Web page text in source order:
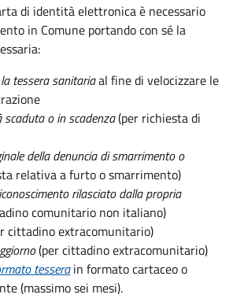
di identità elettronica è necessario
in Comune portando con sé la
tessera sanitariaal fine di velocizzare le
o in scadenza(per richiesta di
della denuncia di smarrimento o
relativa a furto o smarrimento)
rilasciato dalla propria
comunitario non italiano)
cittadino extracomunitario)
(per cittadino extracomunitario)
tessera in formato cartaceo o
(massimo sei mesi).